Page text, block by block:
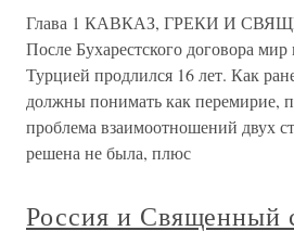
Глава 1 КАВКАЗ, ГРЕКИ И
После Бухарестского договора
Турцией продлился 16 лет. Как
должны понимать как перемирие,
проблема взаимоотношений
решена не была, плюс
Россия и Священный